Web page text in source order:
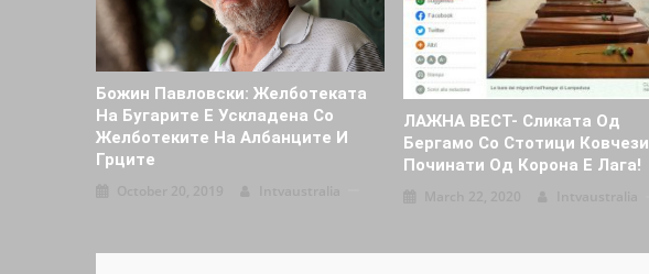
Божин Павловски: Желботеката
На Бугарите Е Ускладена Со
Желботеките На Албанците И
Грците
ЛАЖНА ВЕСТ- Сликата Од
Бергамо Со Стотици Ковчези
Починати Од Корона Е Лага!